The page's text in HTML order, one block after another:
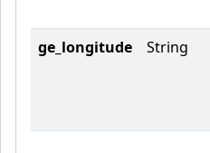
ge_longitude
String